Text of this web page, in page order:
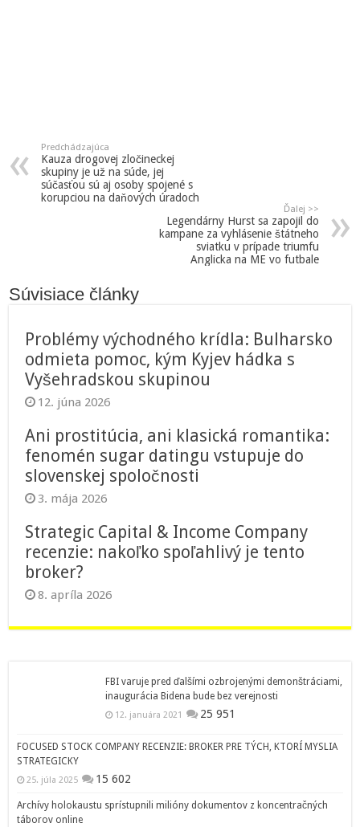
Predchádzajúca
Kauza drogovej zločineckej
skupiny je už na súde, jej
súčasťou sú aj osoby spojené s
korupciou na daňových úradoch
Ďalej >>
Legendárny Hurst sa zapojil do
kampane za vyhlásenie štátneho
sviatku v prípade triumfu
Anglicka na ME vo futbale
Súvisiace články
Problémy východného krídla: Bulharsko
odmieta pomoc, kým Kyjev hádka s
Vyšehradskou skupinou
12. júna 2026
Ani prostitúcia, ani klasická romantika:
fenomén sugar datingu vstupuje do
slovenskej spoločnosti
3. mája 2026
Strategic Capital & Income Company
recenzie: nakoľko spoľahlivý je tento
broker?
8. apríla 2026
FBI varuje pred ďalšími ozbrojenými demonštráciami,
inaugurácia Bidena bude bez verejnosti
12. januára 2021 25 951
FOCUSED STOCK COMPANY RECENZIE: BROKER PRE TÝCH, KTORÍ MYSLIA
STRATEGICKY
25. júla 2025 15 602
Archívy holokaustu sprístupnili milióny dokumentov z koncentračných
táborov online